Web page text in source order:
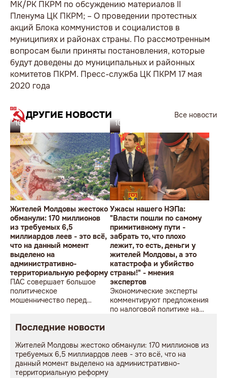
МК/РК ПКРМ по обсуждению материалов II
Пленума ЦК ПКРМ; – О проведении протестных
акций Блока коммунистов и социалистов в
муниципиях и районах страны. По рассмотренным
вопросам были приняты постановления, которые
будут доведены до муниципальных и районных
комитетов ПКРМ. Пресс-служба ЦК ПКРМ 17 мая
2020 года
ДРУГИЕ НОВОСТИ
Все новости
10.08.26
Жителей Молдовы жестоко
обманули: 170 миллионов
из требуемых 6,5
миллиардов леев - это всё,
что на данный момент
выделено на
административно-
территориальную реформу
ПАС совершает большое
политическое
мошенничество перед
10.08.26
Ужасы нашего НЭПа:
"Власти пошли по самому
примитивному пути -
забрать то, что плохо
лежит, то есть, деньги у
жителей Молдовы, а это
катастрофа и убийство
страны!" - мнения
экспертов
Экономические эксперты
комментируют предложения
по налоговой политике на
Последние новости
Жителей Молдовы жестоко обманули: 170 миллионов из
требуемых 6,5 миллиардов леев - это всё, что на
данный момент выделено на административно-
территориальную реформу